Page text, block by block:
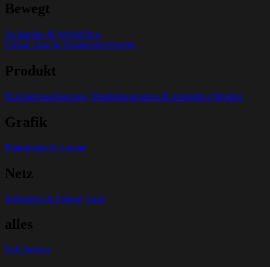
Bewegt
Animation & Werbefilme
Virtual Tour & Augmented Reality
Produkt
Produktvisualisierung, Produktanimation & interaktive Medien
Grafik
Printdesign & Layout
Netz
Webseiten & Digital Tools
alles
Full-Service